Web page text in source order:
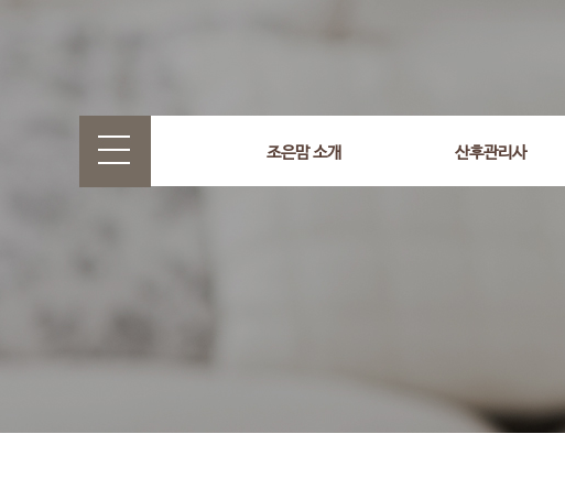
조은맘 소개 산후관리사
select wr_id, wr_subject from g5_write_m05_04 where